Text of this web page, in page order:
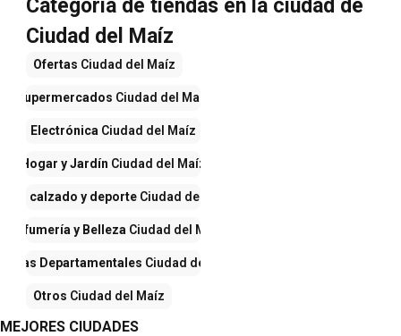
Categoría de tiendas en la ciudad de
Ciudad del Maíz
Ofertas Ciudad del Maíz
Supermercados Ciudad del Maíz
Electrónica Ciudad del Maíz
Hogar y Jardín Ciudad del Maíz
calzado y deporteCiudad del Maíz
Perfumería y Belleza Ciudad del Maíz
Departamentales Ciudad del Maíz
Otros Ciudad del Maíz
MEJORES CIUDADES